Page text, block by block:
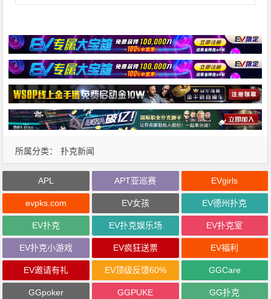
所属分类： 扑克新闻
APL APT亚巡赛 EVgirls
evpks.com EV女孩 EV德州扑克
EV扑克 EV扑克娱乐场 EV扑克室
EV扑克小游戏 EV疯狂送票 EV福利
EV邀请有礼 EV顶级反馈60% GGCare
GGpoker GGPUKE GG扑克